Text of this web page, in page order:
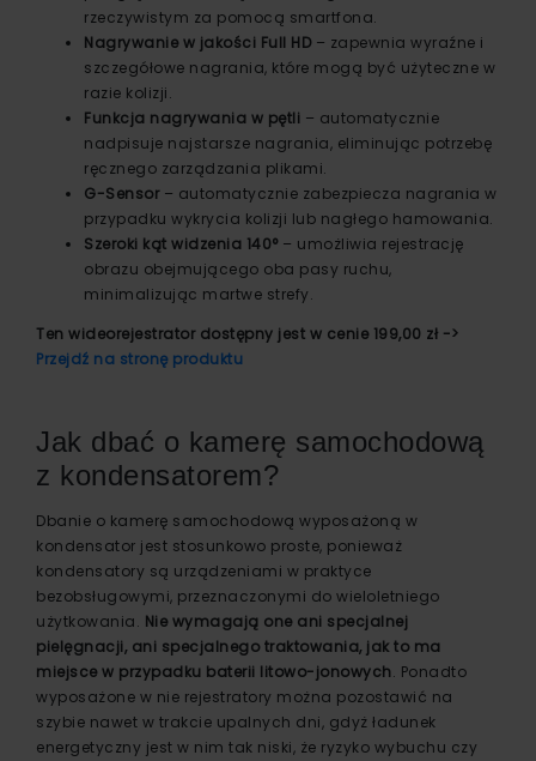
rzeczywistym za pomocą smartfona.
Nagrywanie w jakości Full HD– zapewnia wyraźne i
szczegółowe nagrania, które mogą być użyteczne w
razie kolizji.
Funkcja nagrywania w pętli – automatycznie
nadpisuje najstarsze nagrania, eliminując potrzebę
ręcznego zarządzania plikami.
G-Sensor– automatycznie zabezpiecza nagrania w
przypadku wykrycia kolizji lub nagłego hamowania.
Szeroki kąt widzenia 140°– umożliwia rejestrację
obrazu obejmującego oba pasy ruchu,
minimalizując martwe strefy.
Ten wideorejestrator dostępny jest w cenie 199,00 zł ->
Przejdź na stronę produktu
Jak dbać o kamerę samochodową
z kondensatorem?
Dbanie o kamerę samochodową wyposażoną w
kondensator jest stosunkowo proste, ponieważ
kondensatory są urządzeniami w praktyce
bezobsługowymi, przeznaczonymi do wieloletniego
użytkowania. Nie wymagają one ani specjalnej
pielęgnacji, ani specjalnego traktowania, jak to ma
miejsce w przypadku baterii litowo-jonowych. Ponadto
wyposażone w nie rejestratory można pozostawić na
szybie nawet w trakcie upalnych dni, gdyż ładunek
energetyczny jest w nim tak niski, że ryzyko wybuchu czy